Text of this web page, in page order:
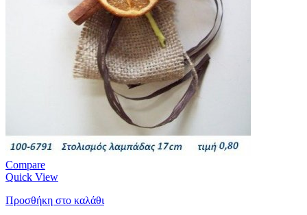
Compare
Quick View
Προσθήκη στο καλάθι